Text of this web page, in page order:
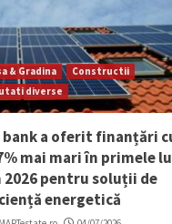
& Gradina
Constructii
diverse
a oferit finanțări
mai mari în primele
2026 pentru soluții de
energetică